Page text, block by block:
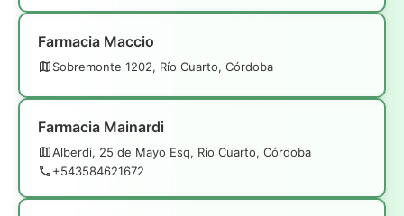
Farmacia Maccio
Sobremonte 1202, Río Cuarto, Córdoba
Farmacia Mainardi
Alberdi, 25 de Mayo Esq, Río Cuarto, Córdoba
+543584621672